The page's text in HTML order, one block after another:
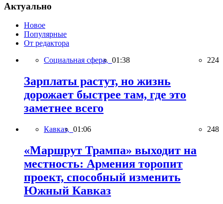
Актуально
Новое
Популярные
От редактора
Социальная сфера, 01:38 224
Зарплаты растут, но жизнь
дорожает быстрее там, где это
заметнее всего
Кавказ, 01:06 248
«Маршрут Трампа» выходит на
местность: Армения торопит
проект, способный изменить
Южный Кавказ